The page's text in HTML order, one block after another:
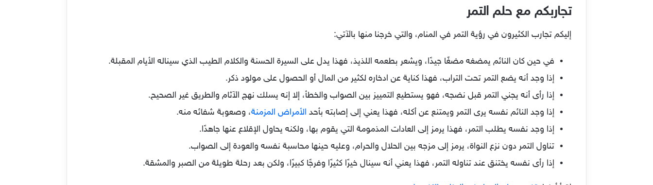
تجاربكم مع حلم التمر
إليكم تجارب الكثيرون في رؤية التمر في المنام، والتي خرجنا منها بالآتي:
في حين كان النائم يمضغه مضغًا جيدًا، ويشعر بطعمه اللذيذ، فهذا يدل على السيرة الحسنة والكلام الطيب الذي سيناله الأيام المقبلة.
إذا وجد أنه يضع التمر تحت التراب، فهذا كناية عن ادخاره لكثير من المال أو الحصول على مولود ذكر.
إذا رأى أنه يجني التمر قبل نضجه، فهو يستطيع التمييز بين الصواب والخطأ، إلا إنه يسلك نهج الآثام والطريق غير الصحيح.
إذا وجد النائم نفسه يرى التمر ويمتنع عن أكله، فهذا يعني إلى إصابته بأحد الأمراض المزمنة، وصعوبة شفائه منه.
إذا وجد نفسه يطلب التمر، فهذا يرمز إلى العادات المذمومة التي يقوم بها، ولكنه يحاول الإقلاع عنها جاهدًا.
تناول التمر دون نزع النواة، يرمز إلى مزجه بين الحلال والحرام، وعليه حينها محاسبة نفسه والعودة إلى الصواب.
إذا رأى نفسه يختنق عند تناوله التمر، فهذا يعني أنه سينال خيرًا كثيرًا وفرجًا كبيرًا، ولكن بعد رحلة طويلة من الصبر والمشقة.